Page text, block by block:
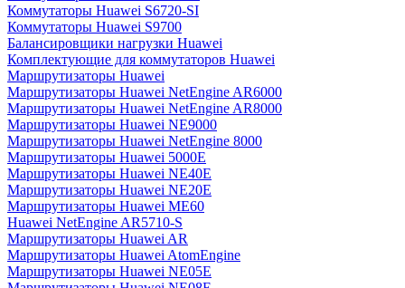
Коммутаторы Huawei S6720-SI
Коммутаторы Huawei S9700
Балансировщики нагрузки Huawei
Комплектующие для коммутаторов Huawei
Маршрутизаторы Huawei
Маршрутизаторы Huawei NetEngine AR6000
Маршрутизаторы Huawei NetEngine AR8000
Маршрутизаторы Huawei NE9000
Маршрутизаторы Huawei NetEngine 8000
Маршрутизаторы Huawei 5000E
Маршрутизаторы Huawei NE40E
Маршрутизаторы Huawei NE20E
Маршрутизаторы Huawei ME60
Huawei NetEngine AR5710-S
Маршрутизаторы Huawei AR
Маршрутизаторы Huawei AtomEngine
Маршрутизаторы Huawei NE05E